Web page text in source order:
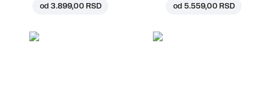
od3.899,00 RSD od5.559,00 RSD